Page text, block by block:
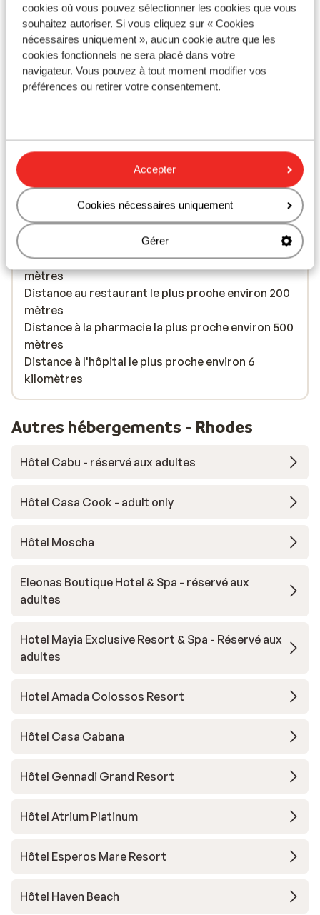
cookies où vous pouvez sélectionner les cookies que vous
souhaitez autoriser. Si vous cliquez sur « Cookies
nécessaires uniquement », aucun cookie autre que les
cookies fonctionnels ne sera placé dans votre
navigateur. Vous pouvez à tout moment modifier vos
préférences ou retirer votre consentement.
Accepter
Cookies nécessaires uniquement
Gérer
Afficher sur la carte
À proximité
rhodos-stad environ 7 kilomètres
Distance de l'aéroport environ 8 kilomètres
Distance jusqu'à l'arrêt de bus environ 300 mètres
Distance jusqu'au distributeur d'argent environ
500 mètres
Distance aux magasins les plus proches environ
Distance à la supérette la plus proche environ 500
mètres
Distance au restaurant le plus proche environ 200
mètres
Distance à la pharmacie la plus proche environ 500
mètres
Distance à l'hôpital le plus proche environ 6
kilomètres
Autres hébergements - Rhodes
Hôtel Cabu - réservé aux adultes
Hôtel Casa Cook - adult only
Hôtel Moscha
Eleonas Boutique Hotel & Spa - réservé aux
adultes
Hotel Mayia Exclusive Resort & Spa - Réservé aux
adultes
Hotel Amada Colossos Resort
Hôtel Casa Cabana
Hôtel Gennadi Grand Resort
Hôtel Atrium Platinum
Hôtel Esperos Mare Resort
Hôtel Haven Beach